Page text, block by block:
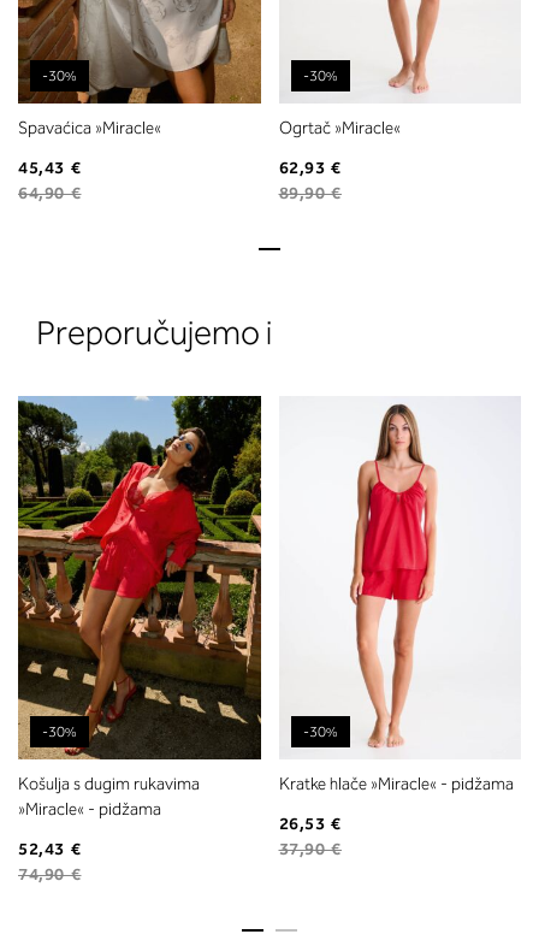
-30%
Spavaćica »Miracle«
45,43 €
64,90 €
-30%
Ogrtač »Miracle«
62,93 €
89,90 €
Preporučujemo i
-30%
Košulja s dugim rukavima
»Miracle« - pidžama
52,43 €
74,90 €
-30%
Kratke hlače »Miracle« - pidžama
26,53 €
37,90 €
2. Prsni obseg
Izmerite prsni obseg. Šiviljski
položite čez hrbet v višini
izreza in čez prsi, v višini bradavic
vdolbine med prsmi. V razdelku 2.
boste prebrali, katera globina
ustreza vaši meri (A, B …) – iščite v
stolpcu, ki ste ga določili s
obsegom.